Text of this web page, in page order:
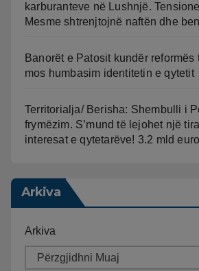
karburanteve në Lushnjë.
Mesme shtrenjtojnë naftën dhe
Banorët e Patosit kundër reformës
mos humbasim identitetin e qytetit
Territorialja/ Berisha: Shembulli i
frymëzim. S’mund të lejohet një
interesat e qytetarëve! 3.2 mld
Arkiva
Arkiva